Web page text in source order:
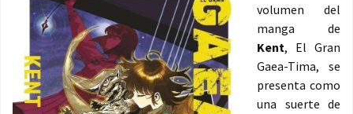
volumen del
manga de
Kent, El Gran
Gaea-Tima, se
presenta como
una suerte de